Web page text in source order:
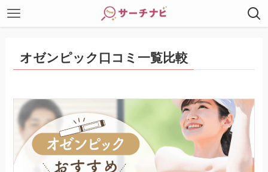
オゼンピック口コミ一覧比較